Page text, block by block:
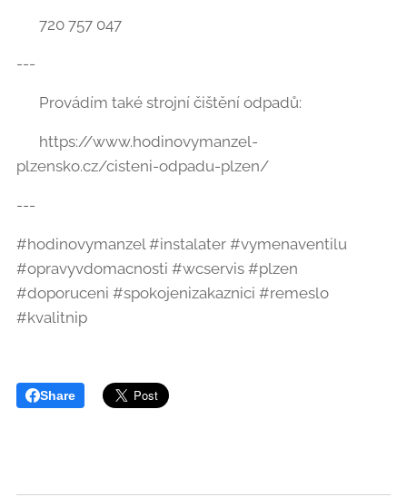
📞 720 757 047
---
💧 Provádím také strojní čištění odpadů:
👉 https://www.hodinovymanzel-
plzensko.cz/cisteni-odpadu-plzen/
---
#hodinovymanzel #instalater #vymenaventilu
#opravyvdomacnosti #wcservis #plzen
#doporuceni #spokojenizakaznici #remeslo
#kvalitnip
Share